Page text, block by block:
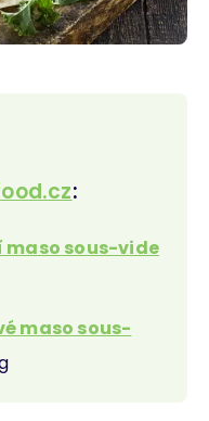
:
maso sous-vide
maso sous-